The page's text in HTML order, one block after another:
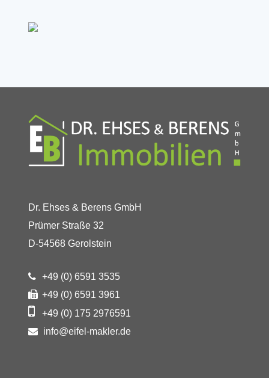
Dr. Ehses & Berens GmbH
Prümer Straße 32
D-54568 Gerolstein
+49 (0) 6591 3535
+49 (0) 6591 3961
+49 (0) 175 2976591
info@eifel-makler.de